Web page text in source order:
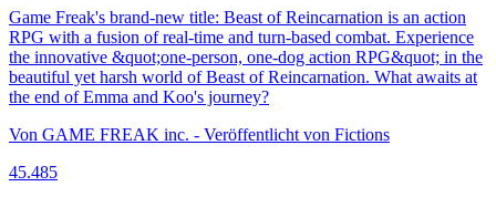
Game Freak's brand-new title: Beast of Reincarnation is an action
RPG with a fusion of real-time and turn-based combat. Experience
the innovative &quot;one-person, one-dog action RPG&quot; in the
beautiful yet harsh world of Beast of Reincarnation. What awaits at
the end of Emma and Koo's journey?
Von GAME FREAK inc. - Veröffentlicht von Fictions
45.485